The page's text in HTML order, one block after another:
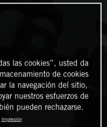
las cookies”, usted da
de cookies
la navegación del sitio,
nuestros esfuerzos de
pueden rechazarse.
Impresión